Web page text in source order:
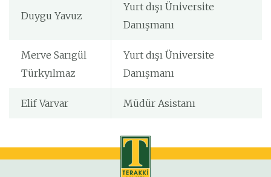
Duygu Yavuz
Yurt dışı Üniversite
Danışmanı
Merve Sarıgül
Türkyılmaz
Yurt dışı Üniversite
Danışmanı
Elif Varvar Müdür Asistanı